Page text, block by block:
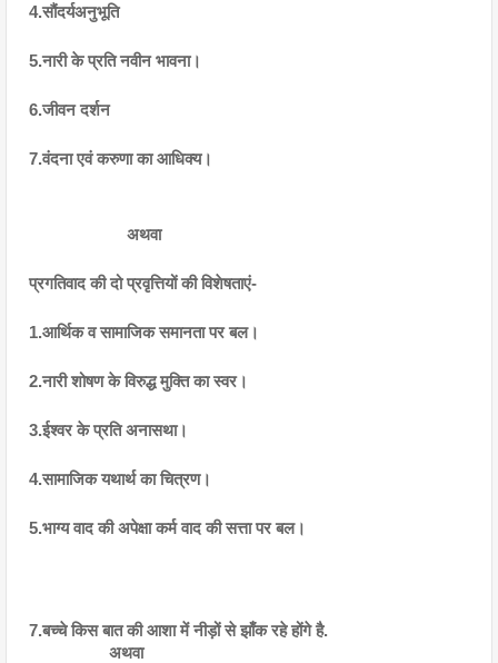
4.सौंदर्यअनुभूति
5.नारी के प्रति नवीन भावना।
6.जीवन दर्शन
7.वंदना एवं करुणा का आधिक्य।
अथवा
प्रगतिवाद की दो प्रवृत्तियों‌ की विशेषताएं-
1.आर्थिक व सामाजिक समानता पर बल।
2.नारी शोषण के विरुद्ध मुक्ति का स्वर।
3.ईश्वर के प्रति अनासथा।
4.सामाजिक यथार्थ का चित्रण।
5.भाग्य वाद की अपेक्षा कर्म वाद की सत्ता पर बल।
7.बच्चे किस बात की आशा में नीड़ों से झाँक रहे होंगे है.
अथवा